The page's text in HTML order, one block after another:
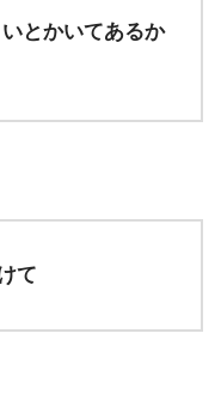
とかいてあるか
て